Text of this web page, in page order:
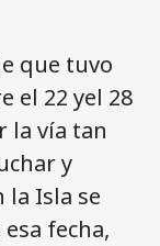
que tuvo
el 22 yel 28
la vía tan
y
la Isla se
fecha,